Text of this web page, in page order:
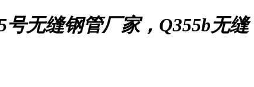
无缝钢管厂家，Q355b无缝